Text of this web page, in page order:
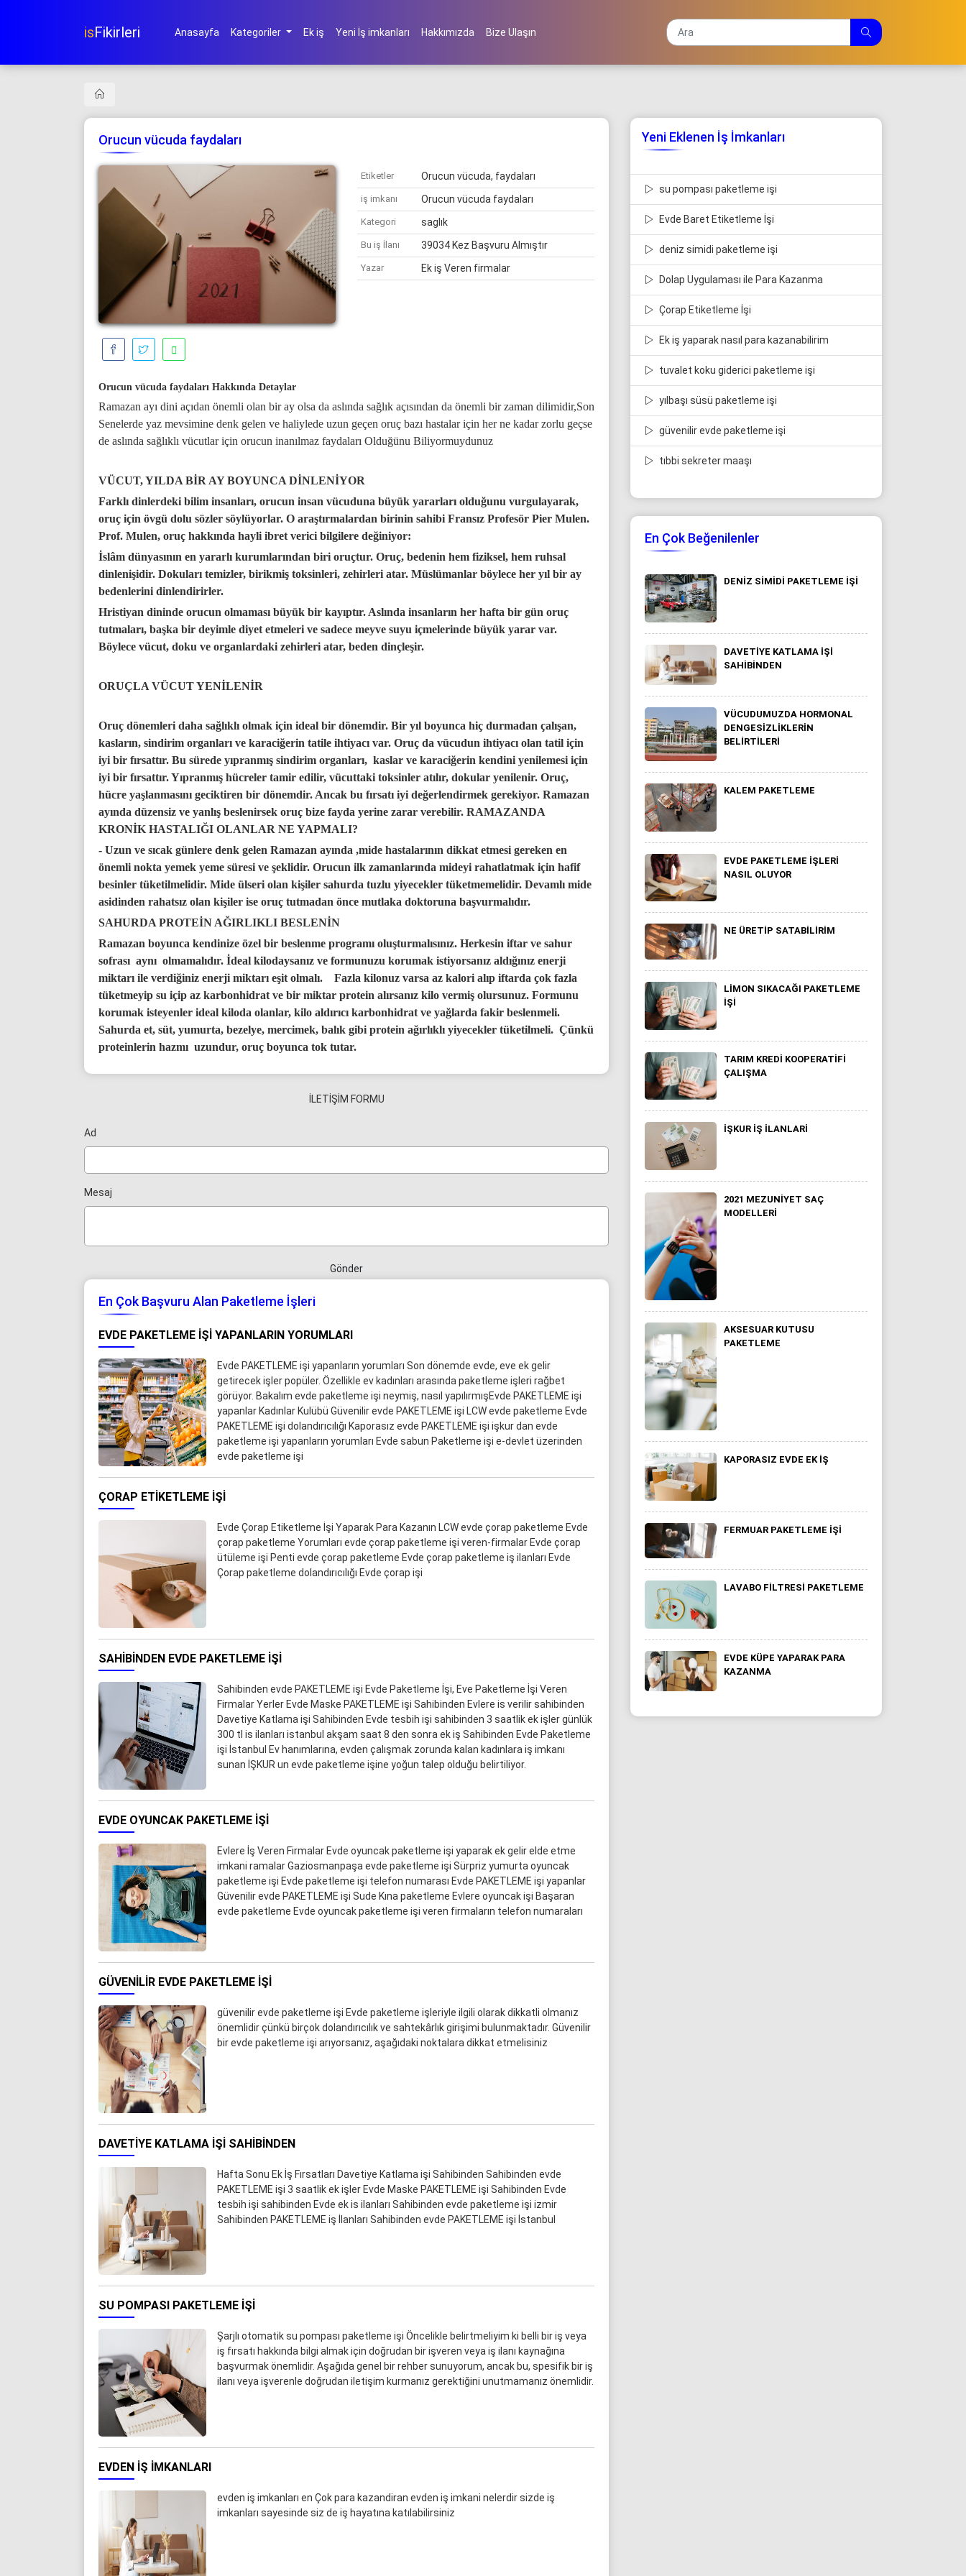
isFikirleri Anasayfa Kategoriler Ek iş Yeni İş imkanları Hakkımızda Bize Ulaşın
Orucun vücuda faydaları
Etiketler Orucun vücuda, faydaları
iş imkanı Orucun vücuda faydaları
Kategori saglık
Bu iş İlanı 39034 Kez Başvuru Almıştır
Yazar Ek iş Veren firmalar
Orucun vücuda faydaları Hakkında Detaylar
Ramazan ayı dini açıdan önemli olan bir ay olsa da aslında sağlık açısından da önemli bir zaman dilimidir,Son
Senelerde yaz mevsimine denk gelen ve haliylede uzun geçen oruç bazı hastalar için her ne kadar zorlu geçse
de aslında sağlıklı vücutlar için orucun inanılmaz faydaları Olduğünu Biliyormuydunuz
VÜCUT, YILDA BİR AY BOYUNCA DİNLENİYOR
Farklı dinlerdeki bilim insanları, orucun insan vücuduna büyük yararları olduğunu vurgulayarak,
oruç için övgü dolu sözler söylüyorlar. O araştırmalardan birinin sahibi Fransız Profesör Pier Mulen.
Prof. Mulen, oruç hakkında hayli ibret verici bilgilere değiniyor:
İslâm dünyasının en yararlı kurumlarından biri oruçtur. Oruç, bedenin hem fiziksel, hem ruhsal
dinlenişidir. Dokuları temizler, birikmiş toksinleri, zehirleri atar. Müslümanlar böylece her yıl bir ay
bedenlerini dinlendirirler.
Hristiyan dininde orucun olmaması büyük bir kayıptır. Aslında insanların her hafta bir gün oruç
tutmaları, başka bir deyimle diyet etmeleri ve sadece meyve suyu içmelerinde büyük yarar var.
Böylece vücut, doku ve organlardaki zehirleri atar, beden dinçleşir.
ORUÇLA VÜCUT YENİLENİR
Oruç dönemleri daha sağlıklı olmak için ideal bir dönemdir. Bir yıl boyunca hiç durmadan çalışan,
kasların, sindirim organları ve karaciğerin tatile ihtiyacı var. Oruç da vücudun ihtiyacı olan tatil için
iyi bir fırsattır. Bu sürede yıpranmış sindirim organları, kaslar ve karaciğerin kendini yenilemesi için
iyi bir fırsattır. Yıpranmış hücreler tamir edilir, vücuttaki toksinler atılır, dokular yenilenir. Oruç,
hücre yaşlanmasını geciktiren bir dönemdir. Ancak bu fırsatı iyi değerlendirmek gerekiyor. Ramazan
ayında düzensiz ve yanlış beslenirsek oruç bize fayda yerine zarar verebilir. RAMAZANDA
KRONİK HASTALIĞI OLANLAR NE YAPMALI?
- Uzun ve sıcak günlere denk gelen Ramazan ayında ,mide hastalarının dikkat etmesi gereken en
önemli nokta yemek yeme süresi ve şeklidir. Orucun ilk zamanlarında mideyi rahatlatmak için hafif
besinler tüketilmelidir. Mide ülseri olan kişiler sahurda tuzlu yiyecekler tüketmemelidir. Devamlı mide
asidinden rahatsız olan kişiler ise oruç tutmadan önce mutlaka doktoruna başvurmalıdır.
SAHURDA PROTEİN AĞIRLIKLI BESLENİN
Ramazan boyunca kendinize özel bir beslenme programı oluşturmalısınız. Herkesin iftar ve sahur
sofrası aynı olmamalıdır. İdeal kilodaysanız ve formunuzu korumak istiyorsanız aldığınız enerji
miktarı ile verdiğiniz enerji miktarı eşit olmalı. Fazla kilonuz varsa az kalori alıp iftarda çok fazla
tüketmeyip su içip az karbonhidrat ve bir miktar protein alırsanız kilo vermiş olursunuz. Formunu
korumak isteyenler ideal kiloda olanlar, kilo aldırıcı karbonhidrat ve yağlarda fakir beslenmeli.
Sahurda et, süt, yumurta, bezelye, mercimek, balık gibi protein ağırlıklı yiyecekler tüketilmeli. Çünkü
proteinlerin hazmı uzundur, oruç boyunca tok tutar.
İLETİŞİM FORMU
Ad
Mesaj
Gönder
En Çok Başvuru Alan Paketleme İşleri
EVDE PAKETLEME IŞI YAPANLARIN YORUMLARI
Evde PAKETLEME işi yapanların yorumları Son dönemde evde, eve ek gelir
getirecek işler popüler. Özellikle ev kadınları arasında paketleme işleri rağbet
görüyor. Bakalım evde paketleme işi neymiş, nasıl yapılırmışEvde PAKETLEME işi
yapanlar Kadınlar Kulübü Güvenilir evde PAKETLEME işi LCW evde paketleme Evde
PAKETLEME işi dolandırıcılığı Kaporasız evde PAKETLEME işi işkur dan evde
paketleme işi yapanların yorumları Evde sabun Paketleme işi e-devlet üzerinden
evde paketleme işi
ÇORAP ETIKETLEME İŞI
Evde Çorap Etiketleme İşi Yaparak Para Kazanın LCW evde çorap paketleme Evde
çorap paketleme Yorumları evde çorap paketleme işi veren-firmalar Evde çorap
ütüleme işi Penti evde çorap paketleme Evde çorap paketleme iş ilanları Evde
Çorap paketleme dolandırıcılığı Evde çorap işi
SAHIBINDEN EVDE PAKETLEME IŞI
Sahibinden evde PAKETLEME işi Evde Paketleme İşi, Eve Paketleme İşi Veren
Firmalar Yerler Evde Maske PAKETLEME işi Sahibinden Evlere is verilir sahibinden
Davetiye Katlama işi Sahibinden Evde tesbih işi sahibinden 3 saatlik ek işler günlük
300 tl is ilanları istanbul akşam saat 8 den sonra ek iş Sahibinden Evde Paketleme
işi İstanbul Ev hanımlarına, evden çalışmak zorunda kalan kadınlara iş imkanı
sunan İŞKUR un evde paketleme işine yoğun talep olduğu belirtiliyor.
EVDE OYUNCAK PAKETLEME IŞI
Evlere İş Veren Firmalar Evde oyuncak paketleme işi yaparak ek gelir elde etme
imkani ramalar Gaziosmanpaşa evde paketleme işi Sürpriz yumurta oyuncak
paketleme işi Evde paketleme işi telefon numarası Evde PAKETLEME işi yapanlar
Güvenilir evde PAKETLEME işi Sude Kına paketleme Evlere oyuncak işi Başaran
evde paketleme Evde oyuncak paketleme işi veren firmaların telefon numaraları
GÜVENILIR EVDE PAKETLEME IŞI
güvenilir evde paketleme işi Evde paketleme işleriyle ilgili olarak dikkatli olmanız
önemlidir çünkü birçok dolandırıcılık ve sahtekârlık girişimi bulunmaktadır. Güvenilir
bir evde paketleme işi arıyorsanız, aşağıdaki noktalara dikkat etmelisiniz
DAVETIYE KATLAMA IŞI SAHIBINDEN
Hafta Sonu Ek İş Fırsatları Davetiye Katlama işi Sahibinden Sahibinden evde
PAKETLEME işi 3 saatlik ek işler Evde Maske PAKETLEME işi Sahibinden Evde
tesbih işi sahibinden Evde ek is ilanları Sahibinden evde paketleme işi izmir
Sahibinden PAKETLEME iş İlanları Sahibinden evde PAKETLEME işi İstanbul
SU POMPASI PAKETLEME IŞI
Şarjlı otomatik su pompası paketleme işi Öncelikle belirtmeliyim ki belli bir iş veya
iş fırsatı hakkında bilgi almak için doğrudan bir işveren veya iş ilanı kaynağına
başvurmak önemlidir. Aşağıda genel bir rehber sunuyorum, ancak bu, spesifik bir iş
ilanı veya işverenle doğrudan iletişim kurmanız gerektiğini unutmamanız önemlidir.
EVDEN IŞ IMKANLARI
evden iş imkanları en Çok para kazandiran evden iş imkani nelerdir sizde iş
imkanları sayesinde siz de iş hayatına katılabilirsiniz
Yeni Eklenen İş İmkanları
su pompası paketleme işi
Evde Baret Etiketleme İşi
deniz simidi paketleme işi
Dolap Uygulaması ile Para Kazanma
Çorap Etiketleme İşi
Ek iş yaparak nasıl para kazanabilirim
tuvalet koku giderici paketleme işi
yılbaşı süsü paketleme işi
güvenilir evde paketleme işi
tıbbi sekreter maaşı
En Çok Beğenilenler
DENIZ SIMIDI PAKETLEME IŞI
DAVETIYE KATLAMA IŞI
SAHIBINDEN
VÜCUDUMUZDA HORMONAL
DENGESIZLIKLERIN
BELIRTILERI
KALEM PAKETLEME
EVDE PAKETLEME IŞLERI
NASIL OLUYOR
NE ÜRETIP SATABILIRIM
LIMON SIKACAĞI PAKETLEME
İŞI
TARIM KREDI KOOPERATIFI
ÇALIŞMA
IŞKUR İŞ ILANLARI
2021 MEZUNIYET SAÇ
MODELLERI
AKSESUAR KUTUSU
PAKETLEME
KAPORASIZ EVDE EK İŞ
FERMUAR PAKETLEME İŞI
LAVABO FILTRESI PAKETLEME
EVDE KÜPE YAPARAK PARA
KAZANMA